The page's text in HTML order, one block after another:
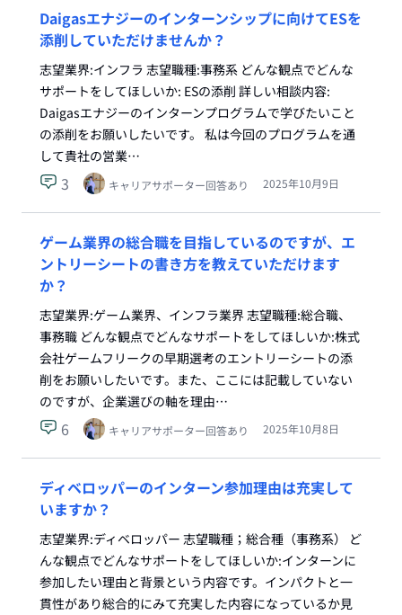
Daigasエナジーのインターンシップに向けてESを
添削していただけませんか？
志望業界:インフラ 志望職種:事務系 どんな観点でどんな
サポートをしてほしいか: ESの添削 詳しい相談内容:
Daigasエナジーのインターンプログラムで学びたいこと
の添削をお願いしたいです。 私は今回のプログラムを通
して貴社の営業…
3 キャリアサポーター回答あり 2025年10月9日
ゲーム業界の総合職を目指しているのですが、エ
ントリーシートの書き方を教えていただけます
か？
志望業界:ゲーム業界、インフラ業界 志望職種:総合職、
事務職 どんな観点でどんなサポートをしてほしいか:株式
会社ゲームフリークの早期選考のエントリーシートの添
削をお願いしたいです。また、ここには記載していない
のですが、企業選びの軸を理由…
6 キャリアサポーター回答あり 2025年10月8日
ディベロッパーのインターン参加理由は充実して
いますか？
志望業界:ディベロッパー 志望職種；総合種（事務系） ど
んな観点でどんなサポートをしてほしいか:インターンに
参加したい理由と背景という内容です。インパクトと一
貫性があり総合的にみて充実した内容になっているか見